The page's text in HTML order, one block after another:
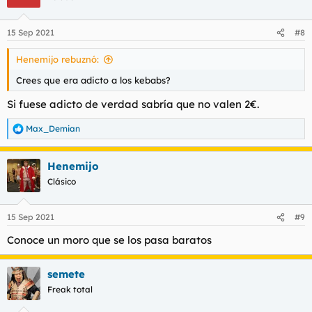
e
s
15 Sep 2021 #8
Henemijo rebuznó:
Crees que era adicto a los kebabs?
Si fuese adicto de verdad sabría que no valen 2€.
R
e
a
c
c
e
:
Max_Demian
Henemijo
Clásico
15 Sep 2021 #9
Conoce un moro que se los pasa baratos
semete
Freak total